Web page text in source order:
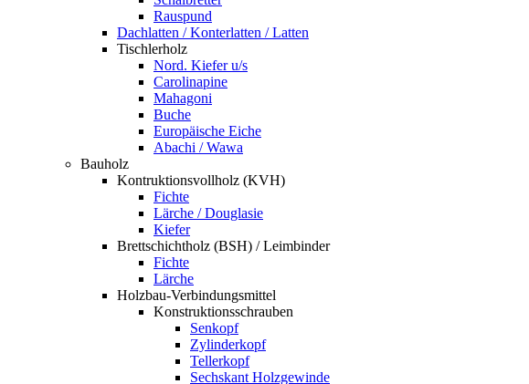
Rauspund
Dachlatten / Konterlatten / Latten
Tischlerholz
Nord. Kiefer u/s
Carolinapine
Mahagoni
Buche
Europäische Eiche
Abachi / Wawa
Bauholz
Kontruktionsvollholz (KVH)
Fichte
Lärche / Douglasie
Kiefer
Brettschichtholz (BSH) / Leimbinder
Fichte
Lärche
Holzbau-Verbindungsmittel
Konstruktionsschrauben
Senkopf
Zylinderkopf
Tellerkopf
Sechskant Holzgewinde